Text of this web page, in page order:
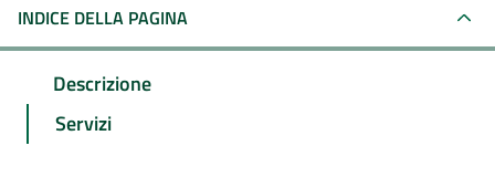
INDICE DELLA PAGINA
Descrizione
Servizi